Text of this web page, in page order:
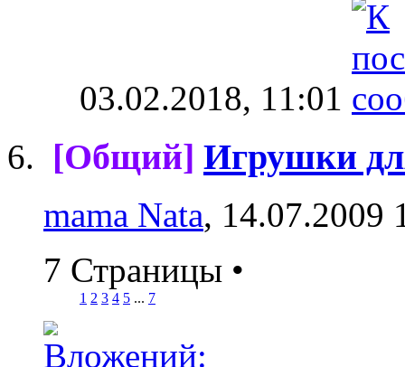
03.02.2018, 11:01
[Общий] Игрушки
mama Nata, 14.07.2009
7 Страницы •
1 2 3 4 5 ... 7